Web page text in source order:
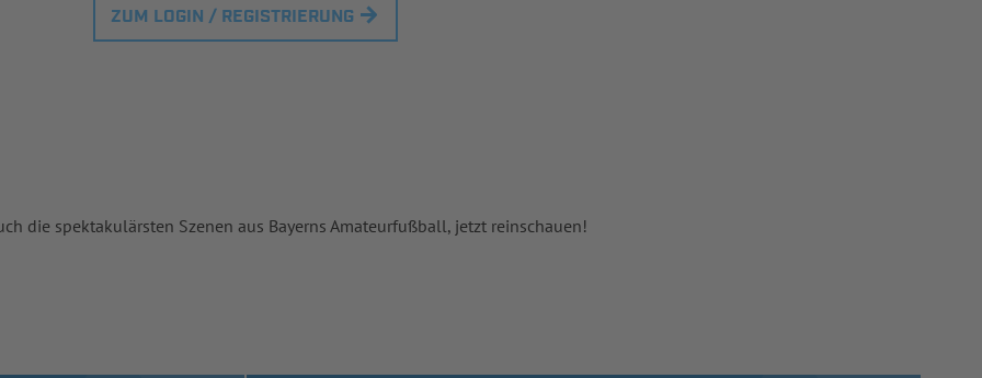
ZUM LOGIN / REGISTRIERUNG
die spektakulärsten Szenen aus Bayerns Amateurfußball, jetzt reinschauen!